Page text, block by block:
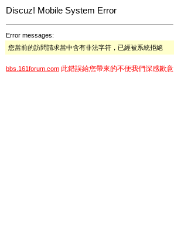
Discuz! Mobile System Error
Error messages:
您當前的訪問請求當中含有非法字符，已經被系統拒絕
bbs.161forum.com 此錯誤給您帶來的不便我們深感歉意